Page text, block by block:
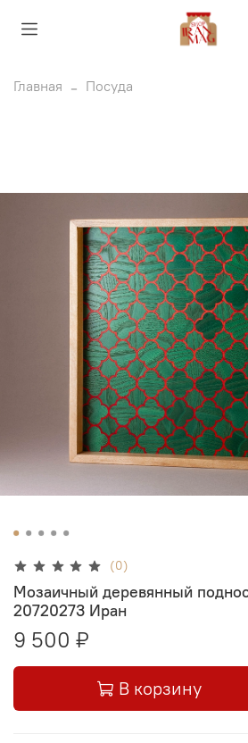
Главная Посуда
(0)
Мозаичный деревянный
20720273 Иран
9 500 ₽
В корзину